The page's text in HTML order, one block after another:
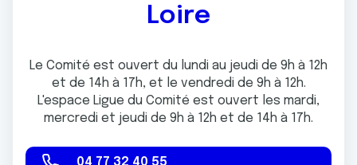
Loire
Le Comité est ouvert du lundi au jeudi de 9h à 12h
et de 14h à 17h, et le vendredi de 9h à 12h.
L'espace Ligue du Comité est ouvert les mardi,
mercredi et jeudi de 9h à 12h et de 14h à 17h.
04 77 32 40 55